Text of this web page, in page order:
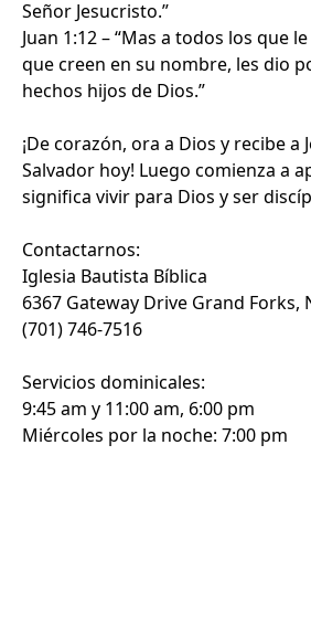
Señor Jesucristo.”
Juan 1:12 – “Mas a todos los que
que creen en su nombre, les dio
hechos hijos de Dios.”
¡De corazón, ora a Dios y recibe a
Salvador hoy! Luego comienza a
significa vivir para Dios y ser
Contactarnos:
Iglesia Bautista Bíblica
6367 Gateway Drive Grand Forks,
(701) 746-7516
Servicios dominicales:
9:45 am y 11:00 am, 6:00 pm
Miércoles por la noche: 7:00 pm